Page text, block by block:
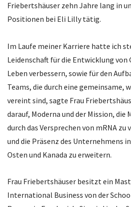
Friebertshäuser zehn Jahre lang in
Positionen bei Eli Lilly tätig.
Im Laufe meiner Karriere hatte ich
Leidenschaft für die Entwicklung von
Leben verbessern, sowie für den
Teams, die durch eine gemeinsame,
vereint sind, sagte Frau
darauf, Moderna und der Mission, die
durch das Versprechen von mRNA
und die Präsenz des Unternehmens
Osten und Kanada zu erweitern.
Frau Friebertshäuser besitzt ein
International Business von der